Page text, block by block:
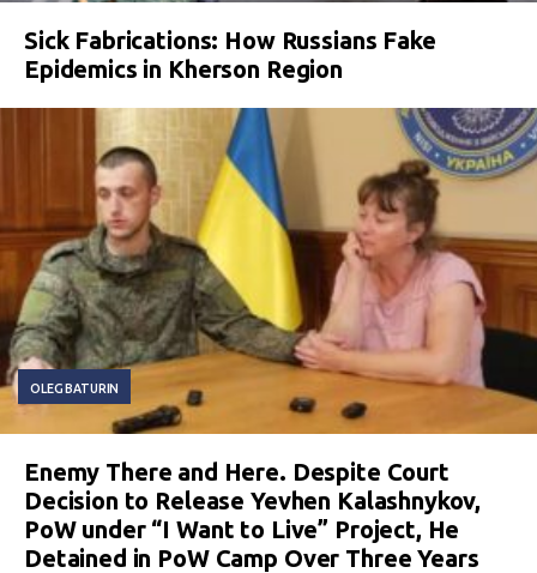
Sick Fabrications: How Russians Fake
Epidemics in Kherson Region
OLEG BATURIN
Enemy There and Here. Despite Court
Decision to Release Yevhen Kalashnykov,
PoW under “I Want to Live” Project, He
Detained in PoW Camp Over Three Years